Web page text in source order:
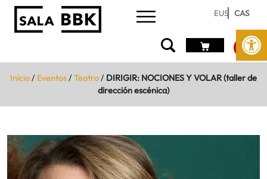
Abrir
EUS CAS
Inicio/ Eventos/Teatro/ DIRIGIR: NOCIONES Y VOLAR (taller de
dirección escénica)